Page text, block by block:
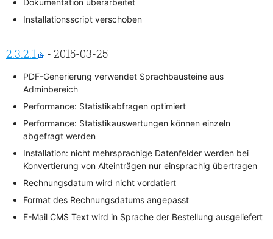
Dokumentation überarbeitet
Installationsscript verschoben
2.3.2.1 - 2015-03-25
PDF-Generierung verwendet Sprachbausteine aus
Adminbereich
Performance: Statistikabfragen optimiert
Performance: Statistikauswertungen können einzeln
abgefragt werden
Installation: nicht mehrsprachige Datenfelder werden bei
Konvertierung von Alteinträgen nur einsprachig übertragen
Rechnungsdatum wird nicht vordatiert
Format des Rechnungsdatums angepasst
E-Mail CMS Text wird in Sprache der Bestellung ausgeliefert